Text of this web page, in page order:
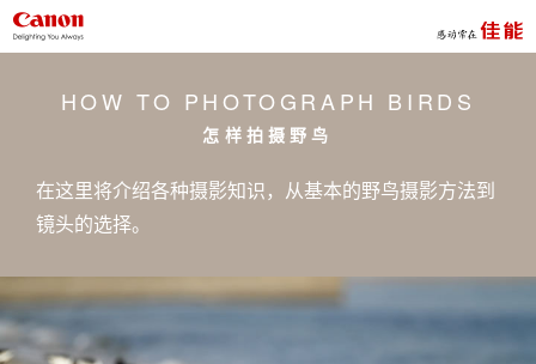
HOW TO PHOTOGRAPH BIRDS
怎样拍摄野鸟
在这里将介绍各种摄影知识，从基本的野鸟摄影方法到
镜头的选择。